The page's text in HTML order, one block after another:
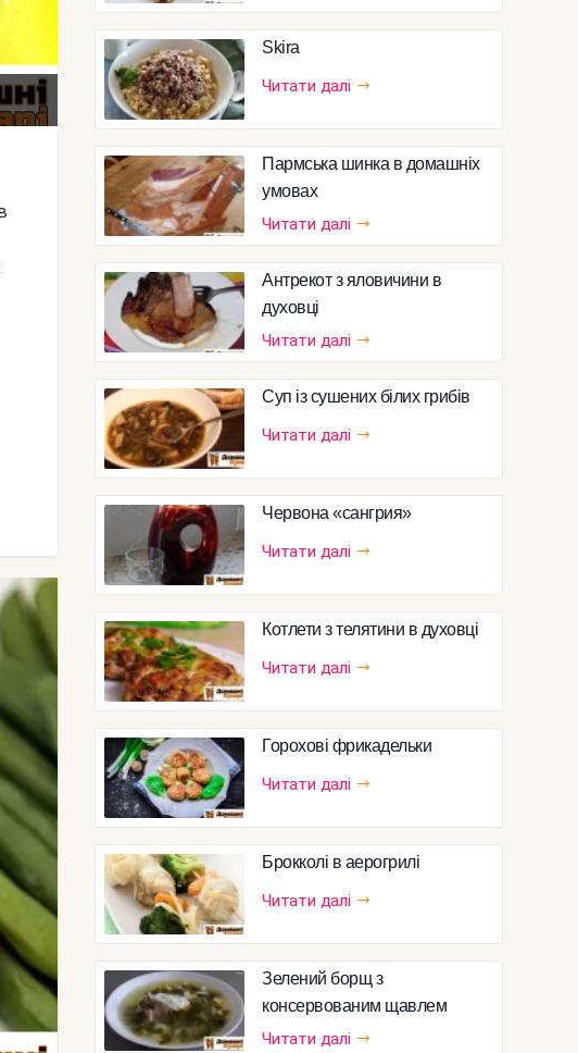
Skira
Читати далі
Пармська шинка в домашніх
умовах
Читати далі
Антрекот з яловичини в
духовці
Читати далі
Суп із сушених білих грибів
Читати далі
Червона «сангрия»
Читати далі
Котлети з телятини в духовці
Читати далі
Горохові фрикадельки
Читати далі
Брокколі в аерогрилі
Читати далі
Зелений борщ з
консервованим щавлем
Читати далі